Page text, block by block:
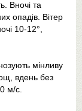
Вночі та
опадів. Вітер
10-12°,
мінливу
вдень без
м/с.